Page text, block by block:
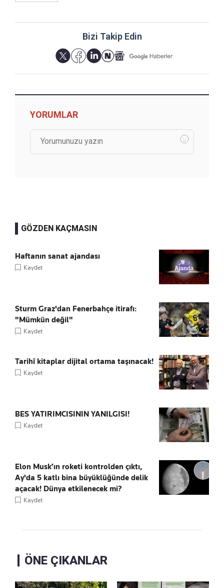
Bizi Takip Edin
YORUMLAR
GÖZDEN KAÇMASIN
Haftanın sanat ajandası
Kaydet
Sturm Graz'dan Fenerbahçe itirafı:
"Mümkün değil"
Kaydet
Tarihî kitaplar dijital ortama taşınacak!
Kaydet
BES YATIRIMCISININ YANILGISI!
Kaydet
Elon Musk’ın roketi kontrolden çıktı,
Ay'da 5 katlı bina büyüklüğünde delik
açacak! Dünya etkilenecek mi?
Kaydet
ÖNE ÇIKANLAR